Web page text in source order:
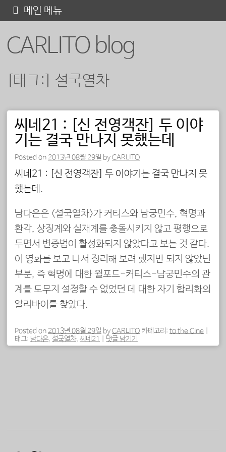
CARLITO blog
메인 메뉴
텐
[태그:] 설국열차
포스트 내비게이션
씨네21 : [신 전영객잔] 두 이야
기는 결국 만나지 못했는데
Posted on 2013년 08월 29일 byCARLITO
씨네21 : [신 전영객잔] 두 이야기는 결국 만나지 못
했는데 .
남다은은 <설국열차>가 커티스와 남궁민수, 혁명과
환각, 상징계와 실재계를 충돌시키지 않고 평행으로
두면서 변증법이 활성화되지 않았다고 보는 것 같다.
이 영화를 보고 나서 정리해 보려 했지만 되지 않았던
부분, 즉 혁명에 대한 윌포드-커티스-남궁민수의 관
계를 도무지 설정할 수 없었던 데 대한 자기 합리화의
알리바이를 찾았다.
Posted on 2013년 08월 29일 byCARLITO 카테고리: to the Cine
태그: 남다은, 설국열차, 씨네21 댓글 남기기